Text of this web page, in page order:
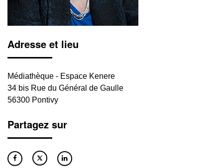
Adresse et lieu
Médiathèque - Espace Kenere
34 bis Rue du Général de Gaulle
56300 Pontivy
Partagez sur